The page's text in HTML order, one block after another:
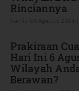
Rinciannya
Prakiraan
Hari Ini 6
Wilayah
Berawan?